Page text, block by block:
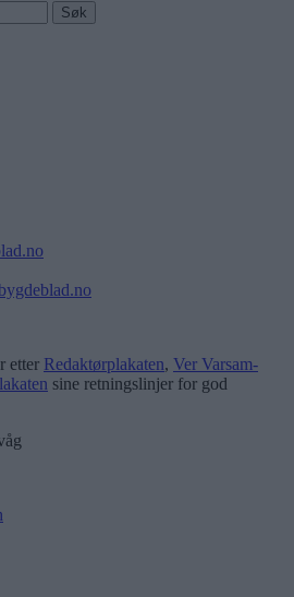
etter Redaktørplakaten, Ver Varsam-
sine retningslinjer for god